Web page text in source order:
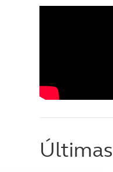
Últimas